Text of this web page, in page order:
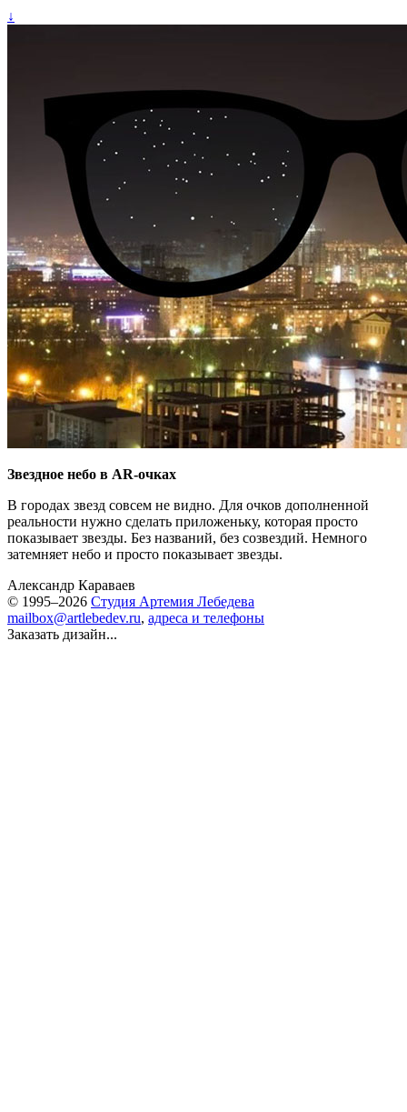
↓
Звездное небо в AR-очках
В городах звезд совсем не видно. Для очков дополненной
реальности нужно сделать приложеньку, которая просто
показывает звезды. Без названий, без созвездий. Немного
затемняет небо и просто показывает звезды.
Александр Караваев
© 1995–2026 Студия Артемия Лебедева
mailbox@artlebedev.ru, адреса и телефоны
Заказать дизайн...